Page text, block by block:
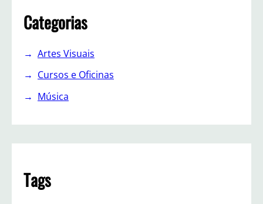
Categorias
Artes Visuais
Cursos e Oficinas
Música
Tags